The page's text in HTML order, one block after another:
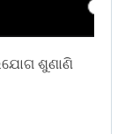
ଶୁଣାଣି